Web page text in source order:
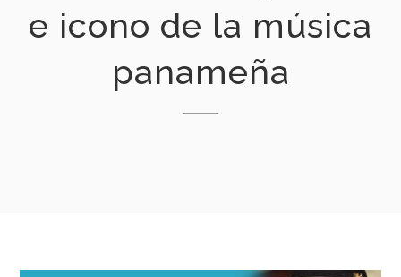
e icono de la música
panameña